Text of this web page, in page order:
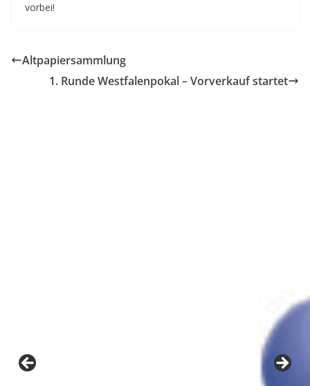
vorbei!
Altpapiersammlung
1. Runde Westfalenpokal – Vorverkauf startet